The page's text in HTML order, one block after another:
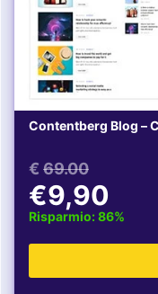
Contentberg Blog –
€ 69.00
€9,90
Risparmio: 86%